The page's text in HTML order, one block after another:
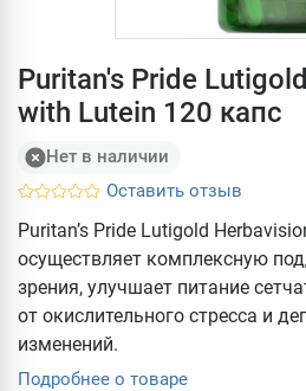
Puritan's Pride
with Lutein 120 капс
Нет в наличии
Оставить отзыв
Puritan’s Pride Lutigold
осуществляет комплексную
зрения, улучшает питание
от окислительного стресса и
изменений.
Подробнее о товаре